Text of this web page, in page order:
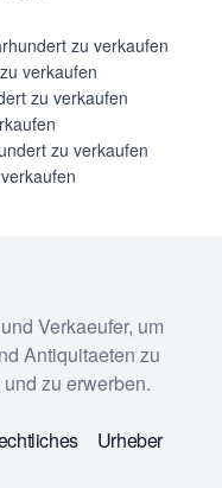
zu verkaufen
verkaufen
zu verkaufen
zu verkaufen
Verkaeufer, um
Antiquitaeten zu
zu erwerben.
Urheber